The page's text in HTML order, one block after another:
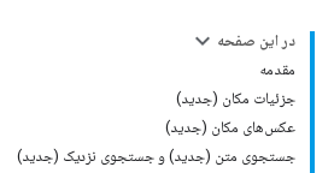
در این صفحه
مقدمه
جزئیات مکان (جدید)
عکس‌های مکان (جدید)
جستجوی متن (جدید) و جستجوی نزدیک (جدید)